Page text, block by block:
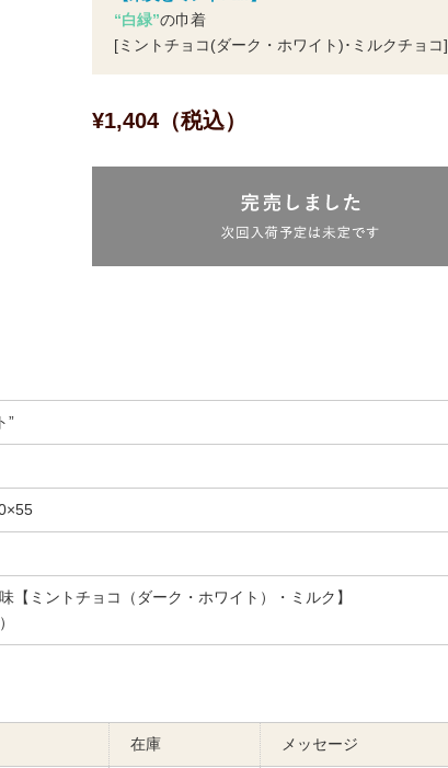
“白緑”の巾着
[ミントチョコ(ダーク・ホワイト)･ミルクチョコ]
¥1,404（税込）
”
【ミントチョコ（ダーク・ホワイト）・ミルク】
在庫 メッセージ